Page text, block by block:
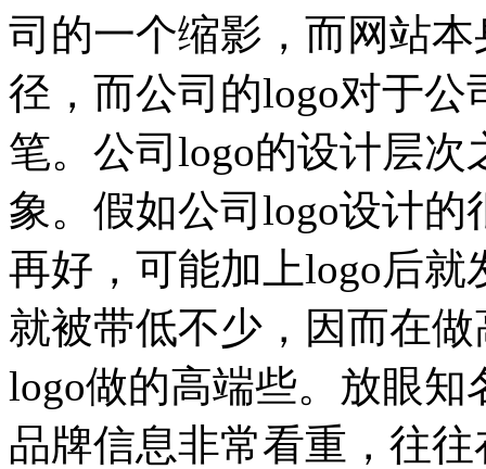
司的一个缩影，而网站
径，而公司的logo对于
笔。公司logo的设计层
象。假如公司logo设计
再好，可能加上logo后
就被带低不少，因而在
logo做的高端些。放眼
品牌信息非常看重，往